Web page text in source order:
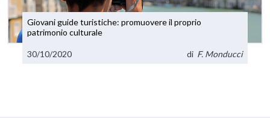
Giovani guide turistiche: promuovere il proprio
patrimonio culturale
30/10/2020 di F. Monducci